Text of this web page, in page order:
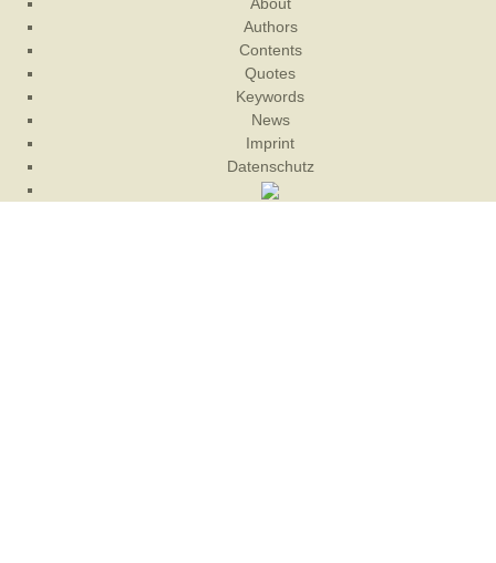
Authors
Contents
Quotes
Keywords
News
Imprint
Datenschutz